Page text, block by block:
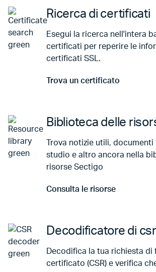
Ricerca di certificati
Esegui la ricerca nell'intera
certificati per reperire le
certificati SSL.
Trova un certificato
Vai a Trova un certificato
Biblioteca delle
Trova notizie utili,
studio e altro ancora nella
risorse Sectigo
Consulta le risorse
Vai a Consulta le risorse
Decodificatore di csr
Decodifica la tua richiesta di
certificato (CSR) e verifica